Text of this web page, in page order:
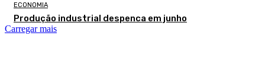
ECONOMIA
Produção industrial despenca em junho
Carregar mais